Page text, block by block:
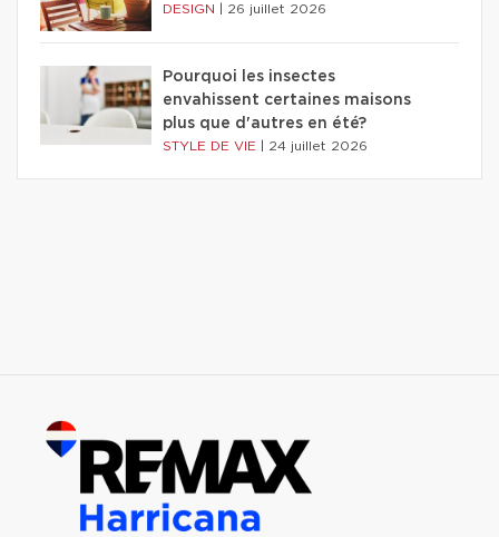
DESIGN 26 juillet 2026
Pourquoi les insectes
envahissent certaines maisons
plus que d'autres en été?
STYLE DE VIE 24 juillet 2026